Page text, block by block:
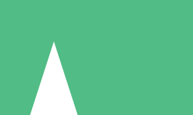
Crédits Individuels
de téléchargement. Sans engagement